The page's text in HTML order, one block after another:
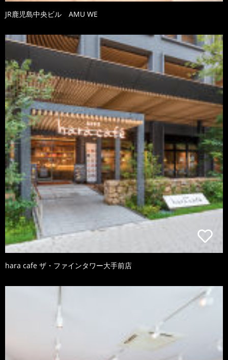
JR鹿児島中央ビル AMU WE
hara cafe ザ・ファインタワー大手前店